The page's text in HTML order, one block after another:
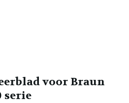
voor Braun
serie